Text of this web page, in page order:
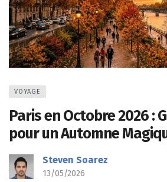
VOYAGE
Paris en Octobre 2026 :
pour un Automne
Steven Soarez
13/05/2026